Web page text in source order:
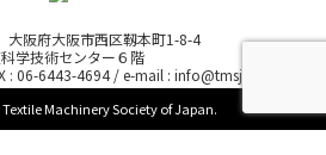
阪府大阪市西区靱本町1-8-4
学技術センター６階
: 06-6443-4694 / e-mail : info@tmsj.or.jp
Machinery Society of Japan.